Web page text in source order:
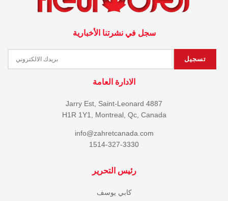
سجل في نشرتنا الأخبارية
الادارة العامة
4887 Jarry Est, Saint-Leonard
H1R 1Y1, Montreal, Qc, Canada
info@zahretcanada.com
1514-327-3330
رئيس التحرير
كابي يوسف